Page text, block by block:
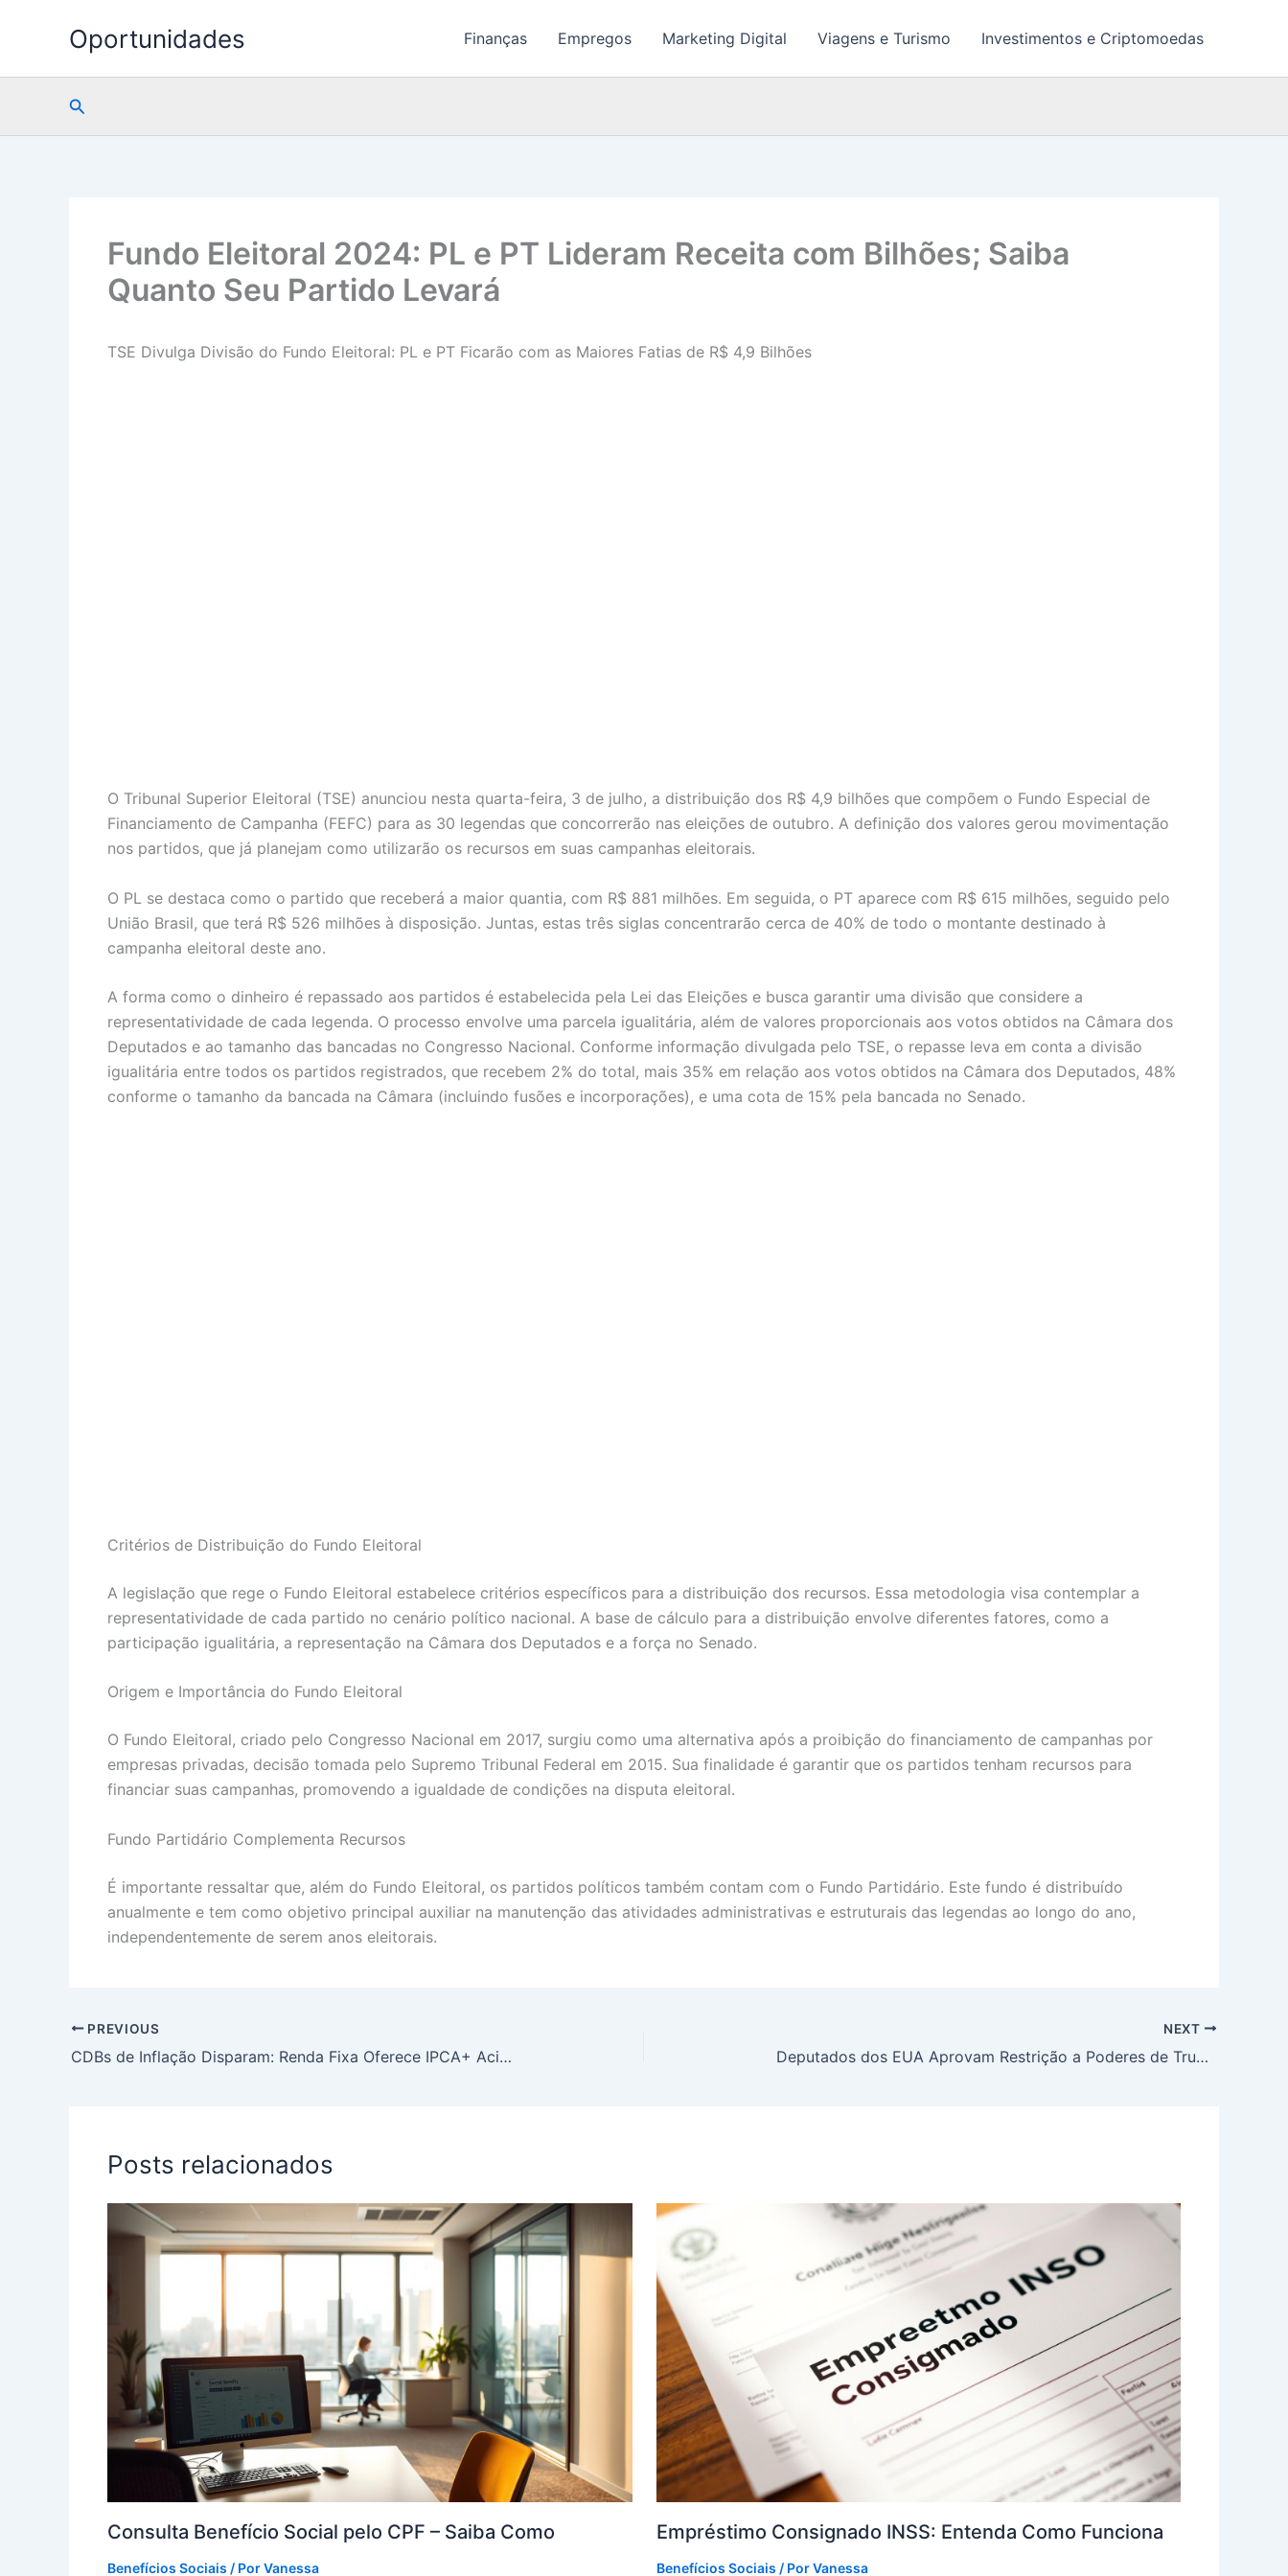
Oportunidades Finanças Empregos Marketing Digital Viagens e Turismo Investimentos e Criptomoedas
Pesquisar
Fundo Eleitoral 2024: PL e PT Lideram Receita com Bilhões; Saiba
Quanto Seu Partido Levará
TSE Divulga Divisão do Fundo Eleitoral: PL e PT Ficarão com as Maiores Fatias de R$ 4,9 Bilhões
O Tribunal Superior Eleitoral (TSE) anunciou nesta quarta-feira, 3 de julho, a distribuição dos R$ 4,9 bilhões que compõem o Fundo Especial de
Financiamento de Campanha (FEFC) para as 30 legendas que concorrerão nas eleições de outubro. A definição dos valores gerou movimentação
nos partidos, que já planejam como utilizarão os recursos em suas campanhas eleitorais.
O PL se destaca como o partido que receberá a maior quantia, com R$ 881 milhões. Em seguida, o PT aparece com R$ 615 milhões, seguido pelo
União Brasil, que terá R$ 526 milhões à disposição. Juntas, estas três siglas concentrarão cerca de 40% de todo o montante destinado à
campanha eleitoral deste ano.
A forma como o dinheiro é repassado aos partidos é estabelecida pela Lei das Eleições e busca garantir uma divisão que considere a
representatividade de cada legenda. O processo envolve uma parcela igualitária, além de valores proporcionais aos votos obtidos na Câmara dos
Deputados e ao tamanho das bancadas no Congresso Nacional. Conforme informação divulgada pelo TSE, o repasse leva em conta a divisão
igualitária entre todos os partidos registrados, que recebem 2% do total, mais 35% em relação aos votos obtidos na Câmara dos Deputados, 48%
conforme o tamanho da bancada na Câmara (incluindo fusões e incorporações), e uma cota de 15% pela bancada no Senado.
Critérios de Distribuição do Fundo Eleitoral
A legislação que rege o Fundo Eleitoral estabelece critérios específicos para a distribuição dos recursos. Essa metodologia visa contemplar a
representatividade de cada partido no cenário político nacional. A base de cálculo para a distribuição envolve diferentes fatores, como a
participação igualitária, a representação na Câmara dos Deputados e a força no Senado.
Origem e Importância do Fundo Eleitoral
O Fundo Eleitoral, criado pelo Congresso Nacional em 2017, surgiu como uma alternativa após a proibição do financiamento de campanhas por
empresas privadas, decisão tomada pelo Supremo Tribunal Federal em 2015. Sua finalidade é garantir que os partidos tenham recursos para
financiar suas campanhas, promovendo a igualdade de condições na disputa eleitoral.
Fundo Partidário Complementa Recursos
É importante ressaltar que, além do Fundo Eleitoral, os partidos políticos também contam com o Fundo Partidário. Este fundo é distribuído
anualmente e tem como objetivo principal auxiliar na manutenção das atividades administrativas e estruturais das legendas ao longo do ano,
independentemente de serem anos eleitorais.
PREVIOUS
CDBs de Inflação Disparam: Renda Fixa Oferece IPCA+ Acima de 8,5% e Supera Títulos Pós-Fixados em Maio
NEXT
Deputados dos EUA Aprovam Restrição a Poderes de Trump Contra Irã, Senado Avança em Medidas Similares
Posts relacionados
Consulta Benefício Social pelo CPF – Saiba Como
Benefícios Sociais / PorVanessa
Empréstimo Consignado INSS: Entenda Como Funciona
Benefícios Sociais / PorVanessa